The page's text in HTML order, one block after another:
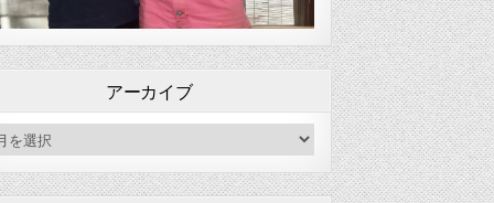
アーカイブ
カイブ